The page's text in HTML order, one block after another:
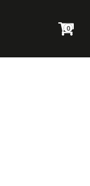
0